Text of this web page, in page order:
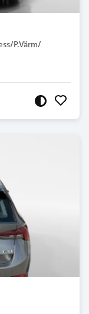
P.Värm/